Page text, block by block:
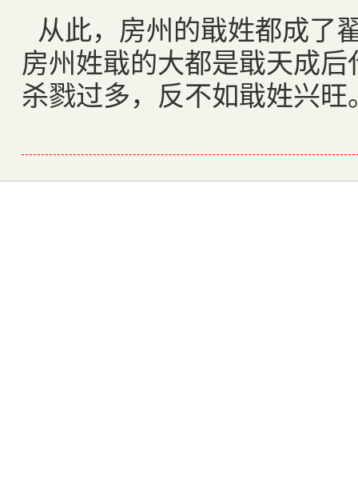
从此，房州的戢姓都成了
房州姓戢的大都是戢天成
杀戮过多，反不如戢姓兴旺